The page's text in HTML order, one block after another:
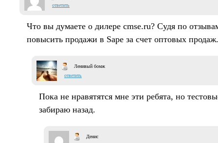
ответить
Что вы думаете о дилере cmse.ru? Судя по
повысить продажи в Sape за счет оптовых продаж.
Ленивый бомж
ответить
Пока не нравятятся мне эти ребята, но
забираю назад.
Денис